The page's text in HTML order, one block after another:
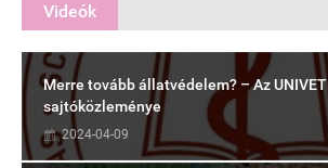
Videók
Merre tovább állatvédelem? – Az UNIVET
sajtóközleménye
2024-04-09